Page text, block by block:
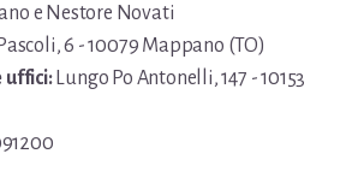
e Nestore Novati
6 - 10079 Mappano (TO)
uffici:Lungo Po Antonelli, 147 - 10153